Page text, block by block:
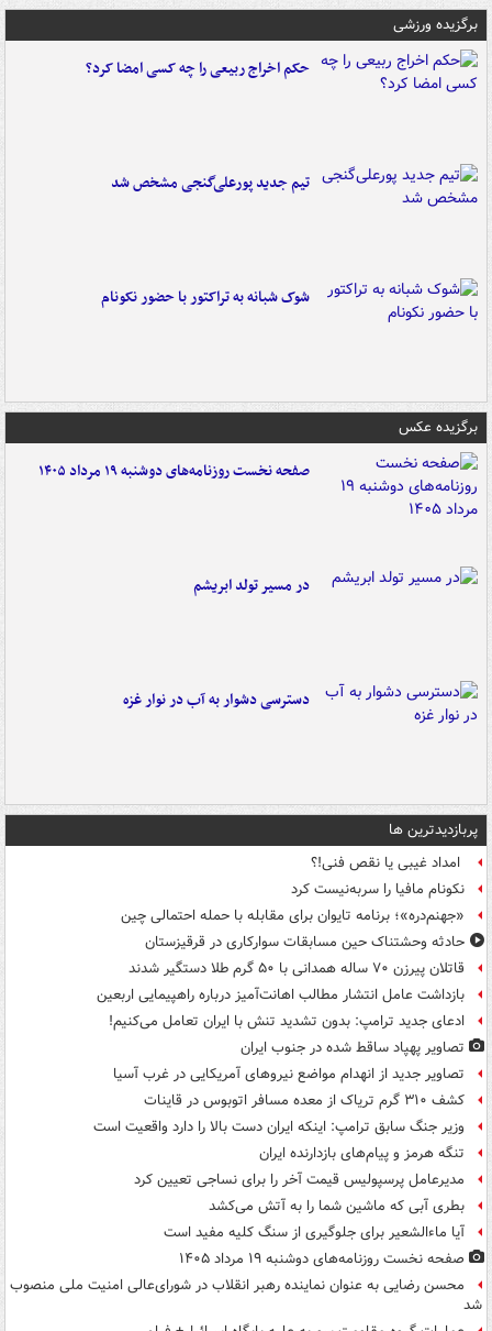
برگزیده ورزشی
حکم اخراج ربیعی را چه کسی امضا کرد؟
تیم جدید پورعلی‌گنجی مشخص شد
شوک شبانه به تراکتور با حضور نکونام
برگزیده عکس
صفحه نخست روزنامه‌های دوشنبه ۱۹ مرداد ۱۴۰۵
در مسیر تولد ابریشم
دسترسی دشوار به آب در نوار غزه
پربازدیدترین ها
امداد غیبی یا نقص فنی!؟
نکونام مافیا را سربه‌نیست کرد
«جهنم‌دره»؛ برنامه تایوان برای مقابله با حمله احتمالی چین
حادثه وحشتناک حین مسابقات سوارکاری در قرقیزستان
قاتلان پیرزن ۷۰ ساله همدانی با ۵۰ گرم طلا دستگیر شدند
بازداشت عامل انتشار مطالب اهانت‌آمیز درباره راهپیمایی اربعین
ادعای جدید ترامپ: بدون تشدید تنش با ایران تعامل می‌کنیم!
تصاویر پهپاد ساقط شده در جنوب ایران
تصاویر جدید از انهدام مواضع نیروهای آمریکایی در غرب آسیا
کشف ۳۱۰ گرم تریاک از معده مسافر اتوبوس در قاینات
وزیر جنگ سابق ترامپ: اینکه ایران دست بالا را دارد واقعیت است
تنگه هرمز و پیام‌های بازدارنده ایران
مدیرعامل پرسپولیس قیمت آخر را برای نساجی تعیین کرد
بطری آبی که ماشین شما را به آتش می‌کشد
آیا ماءالشعیر برای جلوگیری از سنگ کلیه مفید است
صفحه نخست روزنامه‌های دوشنبه ۱۹ مرداد ۱۴۰۵
محسن رضایی به عنوان نماینده رهبر انقلاب در شورای‌عالی امنیت ملی منصوب
شد